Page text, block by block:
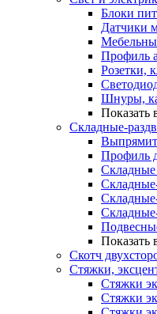
Блоки
Датчики
Профиль
Розетки,
Шнуры,
Показать
Складные-
Профиль
Складные
Показать
Скотч
Стяжки,
Cтяжки
Стяжки